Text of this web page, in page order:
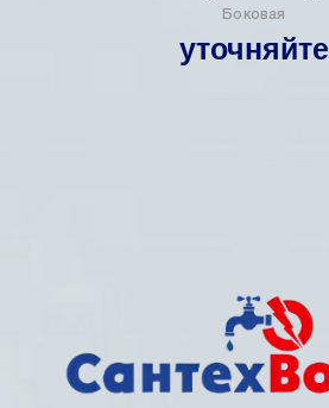
Боковая
уточняйте